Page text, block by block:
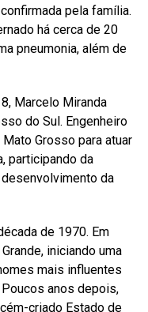
pela família.
há cerca de 20
pneumonia, além de
Marcelo Miranda
do Sul. Engenheiro
Grosso para atuar
participando da
da
de 1970. Em
iniciando uma
mais influentes
anos depois,
criado Estado de